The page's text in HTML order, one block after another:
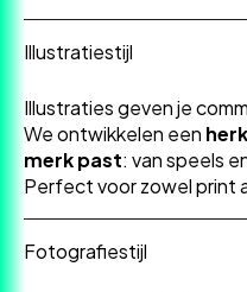
Illustratiestijl
Illustraties geven je
We ontwikkelen een
merk past: van speels
Perfect voor zowel print
Fotografiestijl